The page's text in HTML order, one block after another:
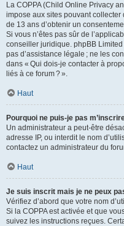
La COPPA (Child Online Privacy
impose aux sites pouvant
de 13 ans d’obtenir un
Si vous n’êtes pas sûr de
conseiller juridique. phpBB
pas d’assistance légale ; ne les
dans « Qui dois-je contacter à
liés à ce forum ? ».
Haut
Pourquoi ne puis-je pas
Un administrateur a peut-être
adresse IP, ou interdit le nom
contactez un administrateur du
Haut
Je suis inscrit mais je ne peux
Vérifiez d’abord que votre nom
Si la COPPA est activée et que
suivez les instructions reçues.